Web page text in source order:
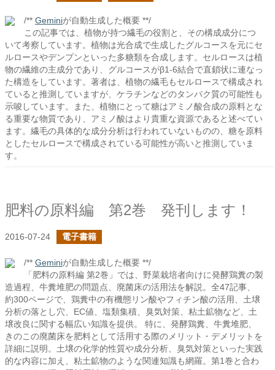
/** Geminiが自動生成した概要 **/
この記事では、植物が持つ繊毛の役割と、その構成成分につ
いて考察しています。植物は光合成で生成したグルコースを元にセ
ルロースやデンプンといった多糖類を合成します。セルロースは植
物の繊維の主成分であり、グルコースがβ1-6結合で直鎖状に連なっ
た構造をしています。著者は、植物の繊毛もセルロースで構成され
ていると推測していますが、ケラチンなどのタンパク質の可能性も
示唆しています。また、植物にとって糖はアミノ酸合成の原料とな
る重要な物質であり、アミノ酸はより貴重な資源であると述べてい
ます。繊毛の具体的な成分分析は行われていないものの、糖を原料
としたセルロースで構成されている可能性が高いと推測していま
す。
肥料の原料編 第2巻 発刊します！
2016-07-24 電子書籍
/** Geminiが自動生成した概要 **/
「肥料の原料編 第2巻」では、野菜栽培者向けに発酵鶏糞の製
造過程、牛糞堆肥の問題点、廃菌床の活用法を解説。全47記事、
約300ページで、鶏糞中の有機態リン酸やフィチン酸の活用、土壌
分析の落とし穴、EC値、塩類集積、臭気対策、粘土鉱物など、土
壌改良に関する幅広い知識を提供。 特に、発酵鶏糞、牛糞堆肥、
きのこの廃菌床を肥料として活用する際のメリット・デメリットを
詳細に説明。土壌の化学的性質や成分分析、臭気対策といった実践
的な内容に加え、粘土鉱物のような関連知識も網羅。第1巻と合わ